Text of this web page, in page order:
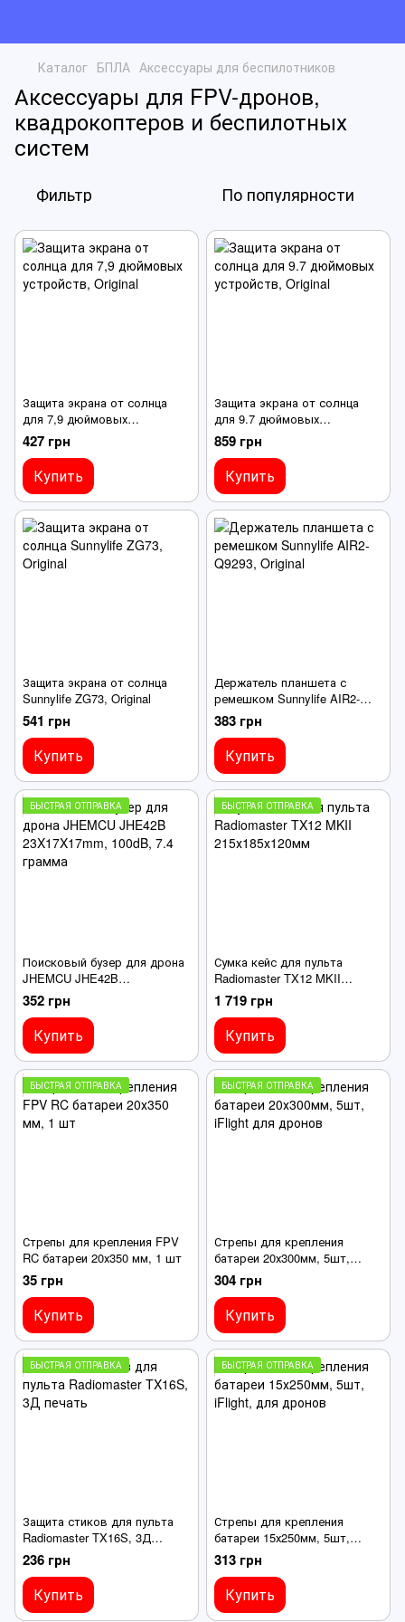
Каталог БПЛА Аксессуары для беспилотников
Аксессуары для FPV-дронов,
квадрокоптеров и беспилотных
систем
Фильтр По популярности
Защита экрана от солнца
для 7,9 дюймовых
устройств, Original
427 грн
Купить
Защита экрана от солнца
для 9.7 дюймовых
устройств, Original
859 грн
Купить
Защита экрана от солнца
Sunnylife ZG73, Original
541 грн
Купить
Держатель планшета с
ремешком Sunnylife AIR2-
Q9293, Original
383 грн
Купить
БЫСТРАЯ ОТПРАВКА
Поисковый бузер для дрона
JHEMCU JHE42B
23X17X17mm, 100dB, 7.4
грамма
352 грн
Купить
БЫСТРАЯ ОТПРАВКА
Сумка кейс для пульта
Radiomaster TX12 MKII
215х185х120мм
1 719 грн
Купить
БЫСТРАЯ ОТПРАВКА
Стрепы для крепления FPV
RC батареи 20х350 мм, 1 шт
35 грн
Купить
БЫСТРАЯ ОТПРАВКА
Стрепы для крепления
батареи 20х300мм, 5шт,
iFlight для дронов
304 грн
Купить
БЫСТРАЯ ОТПРАВКА
Защита стиков для пульта
Radiomaster TX16S, 3Д
печать
236 грн
Купить
БЫСТРАЯ ОТПРАВКА
Стрепы для крепления
батареи 15х250мм, 5шт,
iFlight, для дронов
313 грн
Купить